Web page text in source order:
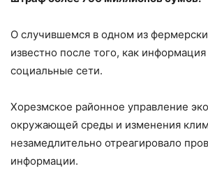
О случившемся в одном из
известно после того, как
социальные сети.
Хорезмское районное управление
окружающей среды и изменения
незамедлительно отреагировало
информации.